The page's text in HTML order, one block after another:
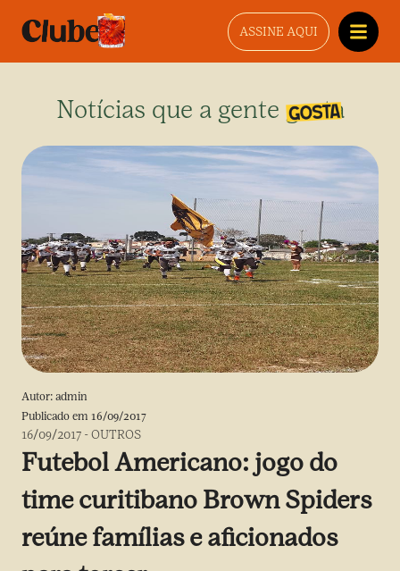
ASSINE AQUI
Notícias que a gente gosta
Autor: admin
Publicado em 16/09/2017
16/09/2017 -OUTROS
Futebol Americano: jogo do
time curitibano Brown Spiders
reúne famílias e aficionados